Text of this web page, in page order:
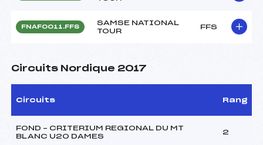
FNAF0011.FFS
SAMSE NATIONAL
TOUR
FFS
Circuits Nordique 2017
Circuits Rang
FOND – CRITERIUM REGIONAL DU MT
BLANC U20 DAMES
2